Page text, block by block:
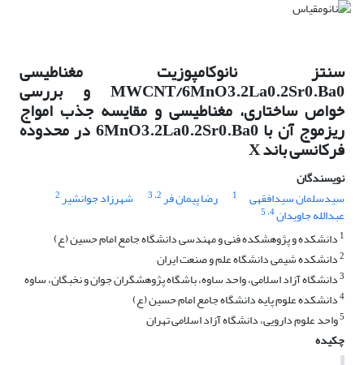
سنتز نانوکامپوزیت مغناطیسی
MWCNT/6MnO3.2La0.2Sr0.Ba0 و بررسی
خواص ساختاری، مغناطیسی و مقایسه جذب امواج
ریزموج آن با 6MnO3.2La0.2Sr0.Ba0 در محدوده
فرکانسی باند X
نویسندگان
سیدسلمان سیدافقهی
1 رضا پیمان فر2، 3 شهرزاد جوانشیر2
عبدالله جاویدان4، 5
1 دانشکده و پژوهشکده فنی و مهندسی دانشگاه جامع امام حسین (ع)
2دانشکده شیمی دانشگاه علم و صنعت ایران
3دانشگاه آزاد اسلامی، واحد ساوه، باشگاه پژوهشگران جوان و نخبگان، ساوه
4دانشکده علوم پایه دانشگاه جامع امام حسین (ع)
5واحد علوم دارویی، دانشگاه آزاد اسلامی تهران
چکیده